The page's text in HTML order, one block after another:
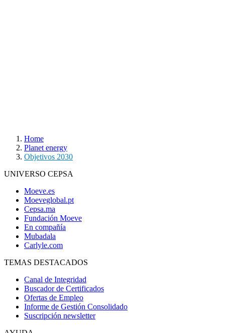
Home
Planet energy
Objetivos 2030
UNIVERSO CEPSA
Moeve.es
Moeveglobal.pt
Cepsa.ma
Fundación Moeve
En compañía
Mubadala
Carlyle.com
TEMAS DESTACADOS
Canal de Integridad
Buscador de Certificados
Ofertas de Empleo
Informe de Gestión Consolidado
Suscripción newsletter